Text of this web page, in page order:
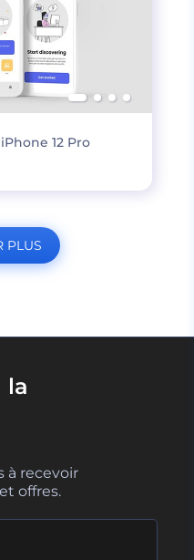
12 Pro
PLUS
la
à recevoir
offres.